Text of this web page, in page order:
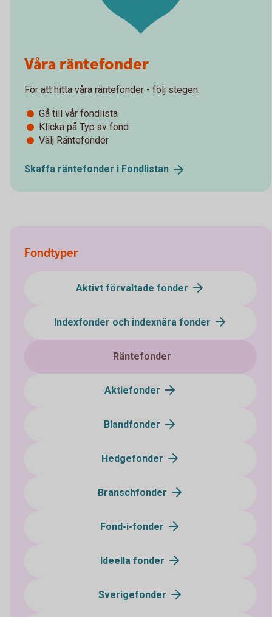
Våra räntefonder
För att hitta våra räntefonder - följ stegen:
Gå till vår fondlista
Klicka på Typ av fond
Välj Räntefonder
Skaffa räntefonder i Fondlistan
Fondtyper
Aktivt förvaltade fonder
Indexfonder och indexnära fonder
Räntefonder
Aktiefonder
Blandfonder
Hedgefonder
Branschfonder
Fond-i-fonder
Ideella fonder
Sverigefonder